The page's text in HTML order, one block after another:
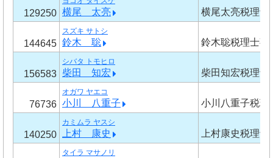
129250 横尾 太亮 横尾太亮税理士
144645
スズキ サトシ
鈴木 聡 鈴木聡税理士事
156583
シバタ トモヒロ
柴田 知宏 柴田知宏税理士
76736
オガワ ヤエコ
小川 八重子 小川八重子税理
140250
カミムラ ヤスシ
上村 康史 上村康史税理士
タイラ マサノリ